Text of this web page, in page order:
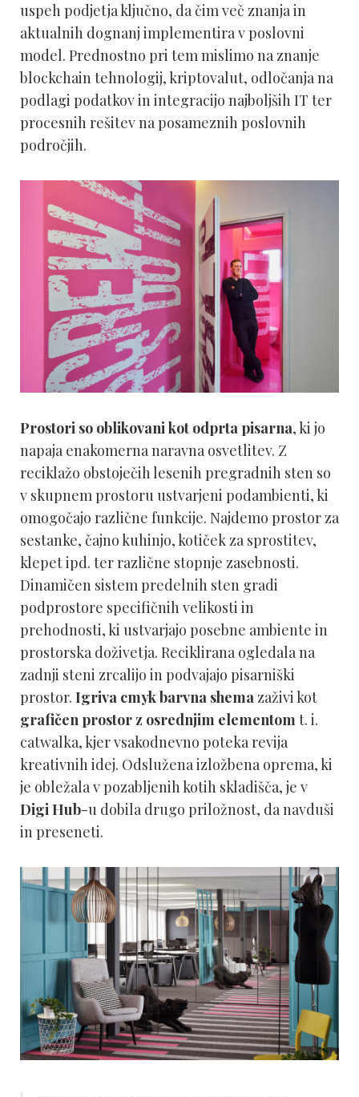
uspeh podjetja ključno, da čim več znanja in
aktualnih dognanj implementira v poslovni
model. Prednostno pri tem mislimo na znanje
blockchain tehnologij, kriptovalut, odločanja na
podlagi podatkov in integracijo najboljših IT ter
procesnih rešitev na posameznih poslovnih
področjih.
Prostori so oblikovani kot odprta pisarna, ki jo
napaja enakomerna naravna osvetlitev. Z
reciklažo obstoječih lesenih pregradnih sten so
v skupnem prostoru ustvarjeni podambienti, ki
omogočajo različne funkcije. Najdemo prostor za
sestanke, čajno kuhinjo, kotiček za sprostitev,
klepet ipd. ter različne stopnje zasebnosti.
Dinamičen sistem predelnih sten gradi
podprostore specifičnih velikosti in
prehodnosti, ki ustvarjajo posebne ambiente in
prostorska doživetja. Reciklirana ogledala na
zadnji steni zrcalijo in podvajajo pisarniški
prostor. Igriva cmyk barvna shema zaživi kot
grafičen prostor z osrednjim elementomt. i.
catwalka, kjer vsakodnevno poteka revija
kreativnih idej. Odslužena izložbena oprema, ki
je obležala v pozabljenih kotih skladišča, je v
Digi Hub-u dobila drugo priložnost, da navduši
in preseneti.